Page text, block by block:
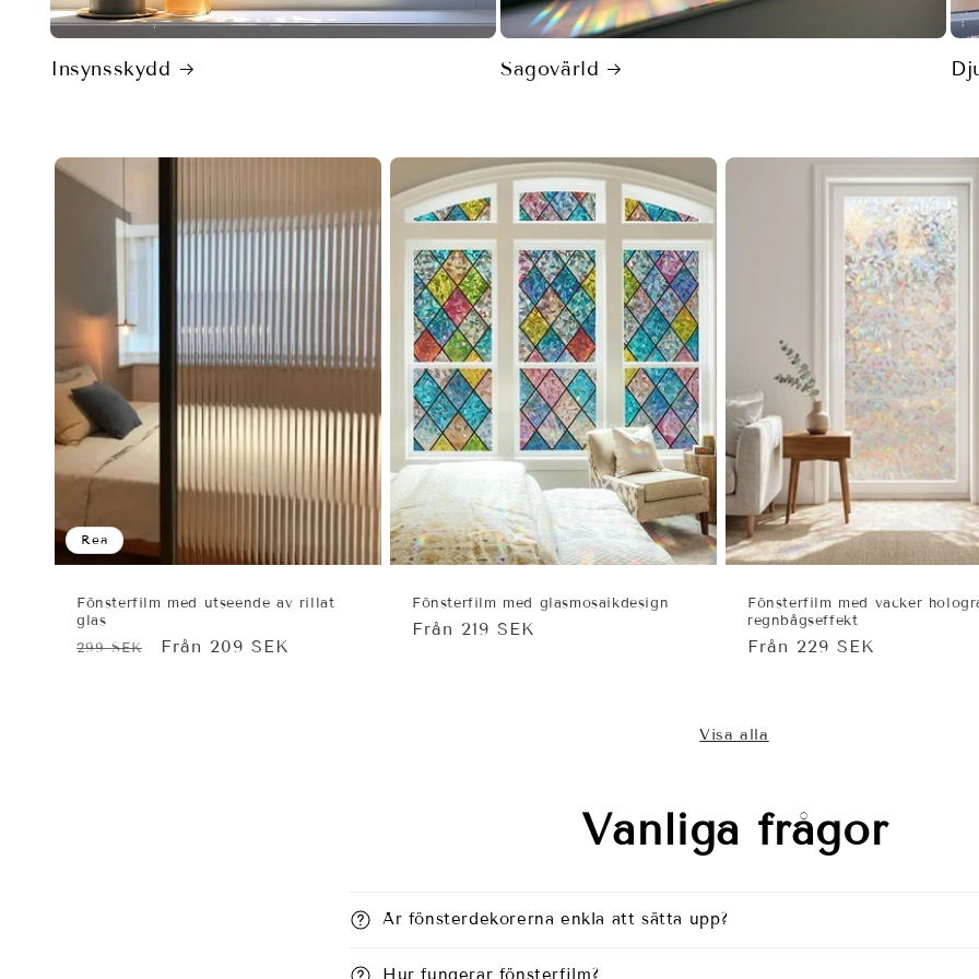
Insynsskydd Sagovärld
Rea
Fönsterfilm med utseende av rillat
glas
Ordinarie
299 SEK Försäljningspris
Från 209 SEK
Fönsterfilm med glasmosaikdesign
Ordinarie
Från 219 SEK
Fönsterfilm med vacker
regnbågseffekt
Ordinarie
Från 229 SEK
Visa alla
Vanliga frågor
Är fönsterdekorerna enkla att sätta upp?
Hur fungerar fönsterfilm?